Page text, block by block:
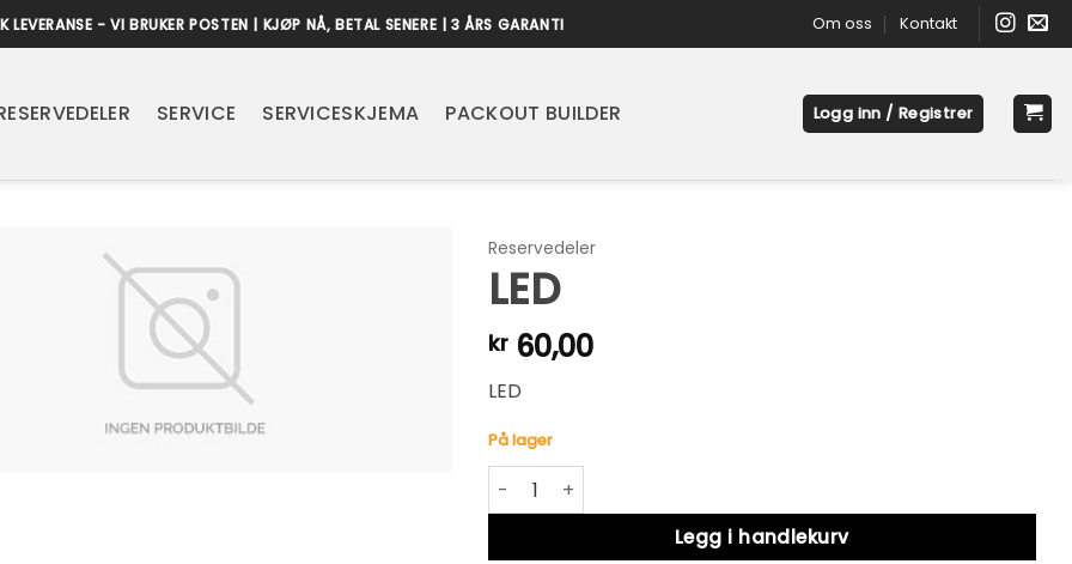
LEVERANSE - VI BRUKER POSTEN | KJØP NÅ, BETAL SENERE | 3 ÅRS GARANTI Om oss Kontakt
SERVICE SERVICESKJEMA PACKOUT BUILDER Logg inn / Registrer
Reservedeler
LED
kr60,00
LED
På lager
LED antall
Legg i handlekurv
Alternative: